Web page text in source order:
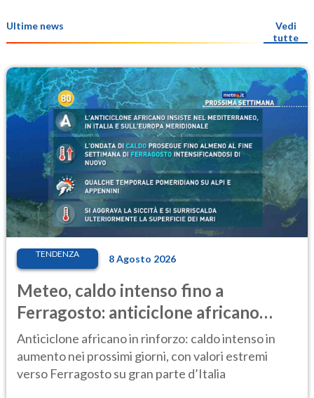
Ultime news
Vedi
tutte
TENDENZA 8 Agosto 2026
Meteo, caldo intenso fino a
Ferragosto: anticiclone africano
ancora protagonista
Anticiclone africano in rinforzo: caldo intenso in
aumento nei prossimi giorni, con valori estremi
verso Ferragosto su gran parte d’Italia